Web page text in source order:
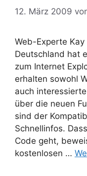
12. März 2009
Web-Experte
Deutschland hat
zum Internet
erhalten sowohl
auch
über die neuen
sind der
Schnellinfos.
Code geht,
kostenlosen …